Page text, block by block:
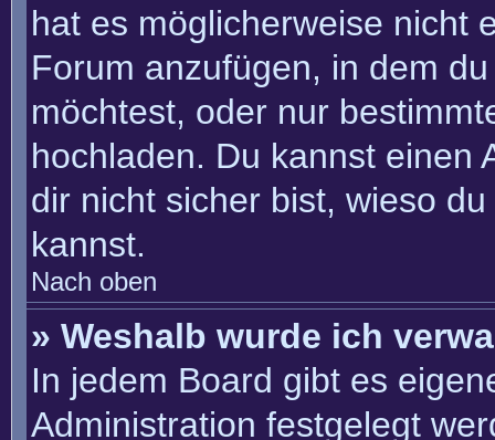
hat es möglicherweise nicht
Forum anzufügen, in dem
möchtest, oder nur
hochladen. Du kannst einen
dir nicht sicher bist, wieso
kannst.
Nach oben
» Weshalb wurde ich
In jedem Board gibt es
Administration festgelegt